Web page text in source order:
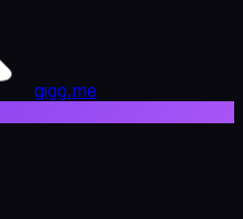
gigg.me